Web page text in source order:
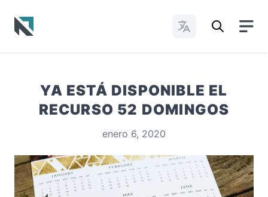
Cambiar idioma
YA ESTÁ DISPONIBLE EL
RECURSO 52 DOMINGOS
enero 6, 2020